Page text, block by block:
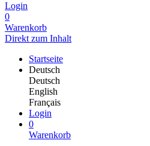
Login
0
Warenkorb
Direkt zum Inhalt
Startseite
Deutsch
Deutsch
English
Français
Login
0
Warenkorb